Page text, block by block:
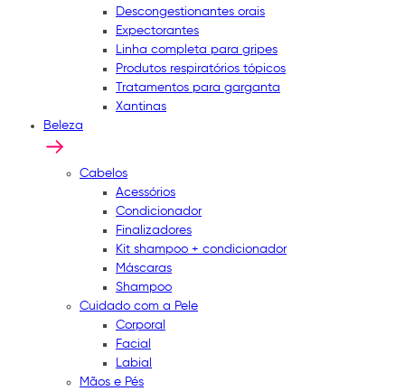
Descongestionantes orais
Expectorantes
Linha completa para gripes
Produtos respiratórios tópicos
Tratamentos para garganta
Xantinas
Beleza
Cabelos
Acessórios
Condicionador
Finalizadores
Kit shampoo + condicionador
Máscaras
Shampoo
Cuidado com a Pele
Corporal
Facial
Labial
Mãos e Pés